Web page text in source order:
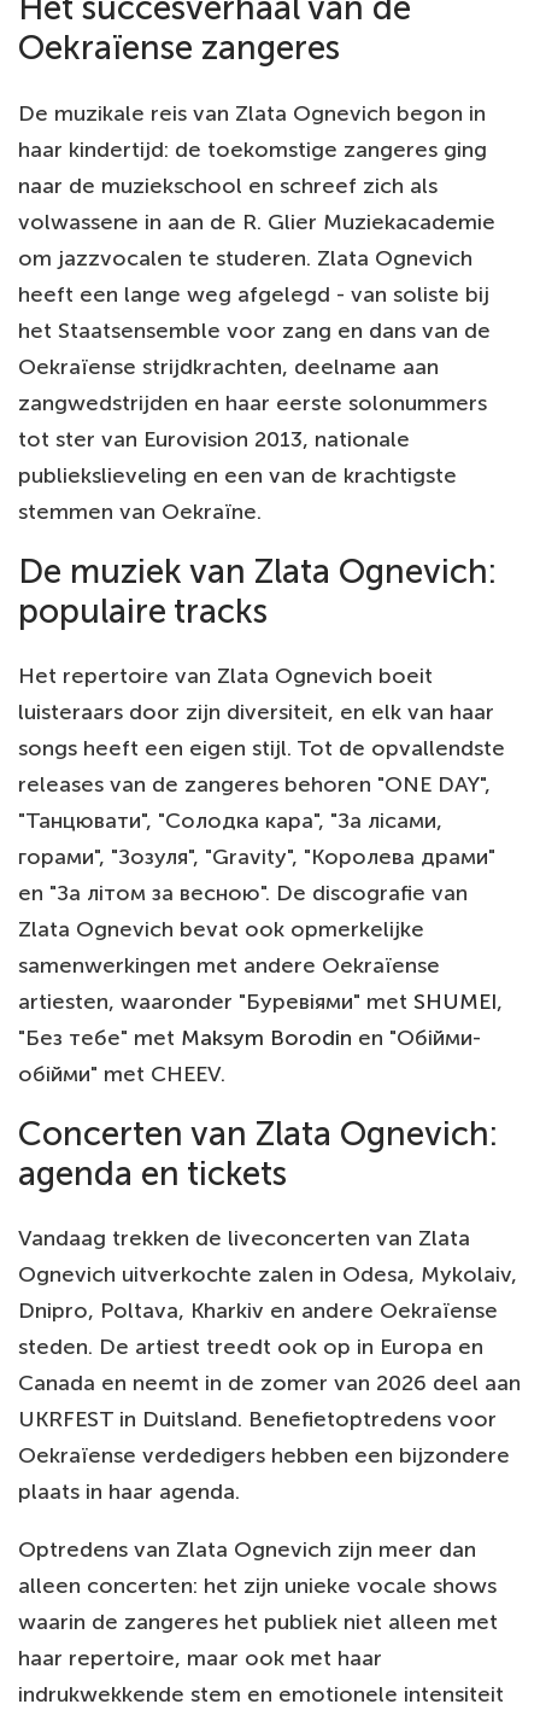
Het succesverhaal van de
Oekraïense zangeres
De muzikale reis van Zlata Ognevich begon in
haar kindertijd: de toekomstige zangeres ging
naar de muziekschool en schreef zich als
volwassene in aan de R. Glier Muziekacademie
om jazzvocalen te studeren. Zlata Ognevich
heeft een lange weg afgelegd - van soliste bij
het Staatsensemble voor zang en dans van de
Oekraïense strijdkrachten, deelname aan
zangwedstrijden en haar eerste solonummers
tot ster van Eurovision 2013, nationale
publiekslieveling en een van de krachtigste
stemmen van Oekraïne.
De muziek van Zlata Ognevich:
populaire tracks
Het repertoire van Zlata Ognevich boeit
luisteraars door zijn diversiteit, en elk van haar
songs heeft een eigen stijl. Tot de opvallendste
releases van de zangeres behoren "ONE DAY",
"Танцювати", "Солодка кара", "За лісами,
горами", "Зозуля", "Gravity", "Королева драми"
en "За літом за весною". De discografie van
Zlata Ognevich bevat ook opmerkelijke
samenwerkingen met andere Oekraïense
artiesten, waaronder "Буревіями" met SHUMEI,
"Без тебе" met Maksym Borodin en "Обійми-
обійми" met CHEEV.
Concerten van Zlata Ognevich:
agenda en tickets
Vandaag trekken de liveconcerten van Zlata
Ognevich uitverkochte zalen in Odesa, Mykolaiv,
Dnipro, Poltava, Kharkiv en andere Oekraïense
steden. De artiest treedt ook op in Europa en
Canada en neemt in de zomer van 2026 deel aan
UKRFEST in Duitsland. Benefietoptredens voor
Oekraïense verdedigers hebben een bijzondere
plaats in haar agenda.
Optredens van Zlata Ognevich zijn meer dan
alleen concerten: het zijn unieke vocale shows
waarin de zangeres het publiek niet alleen met
haar repertoire, maar ook met haar
indrukwekkende stem en emotionele intensiteit